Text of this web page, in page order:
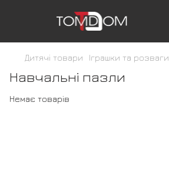
Дитячі товари Іграшки та розваги
Навчальні пазли
Немає товарів